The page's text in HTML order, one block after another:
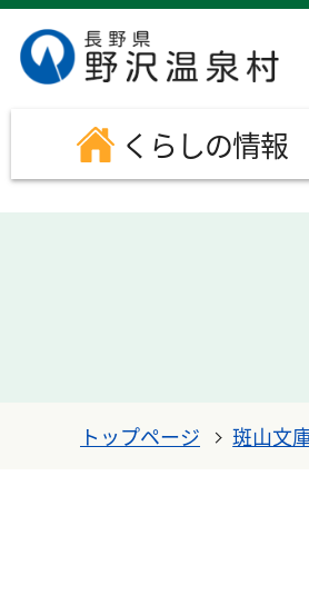
このページの本文へ移動する
くらしの情報
トップページ 斑山文